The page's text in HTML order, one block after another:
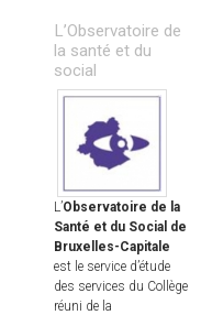
L’Observatoire de
la santé et du
social
L’Observatoire de la
Santé et du Social de
Bruxelles-Capitale
est le service d’étude
des services du Collège
réuni de la